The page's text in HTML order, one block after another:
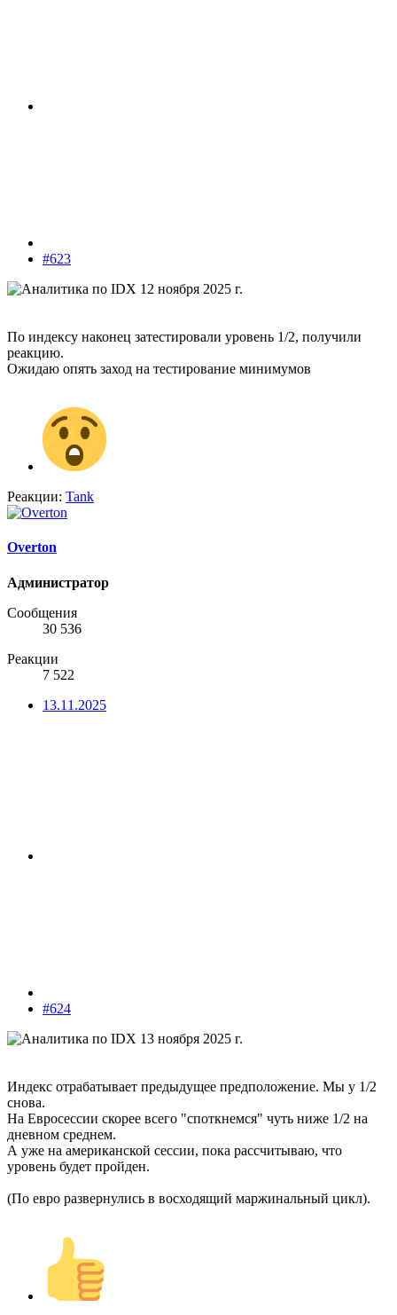
#623
По индексу наконец затестировали уровень 1/2, получили
реакцию.
Ожидаю опять заход на тестирование минимумов
Реакции: Tank
Overton
Администратор
Сообщения
30 536
Реакции
7 522
13.11.2025
#624
Индекс отрабатывает предыдущее предположение. Мы у 1/2
снова.
На Евросессии скорее всего "споткнемся" чуть ниже 1/2 на
дневном среднем.
А уже на американской сессии, пока рассчитываю, что
уровень будет пройден.
(По евро развернулись в восходящий маржинальный цикл).